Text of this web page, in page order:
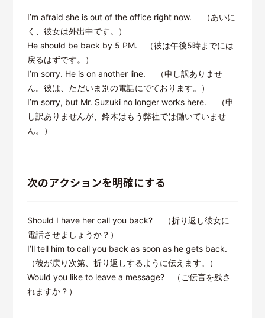
I’m afraid she is out of the office right now. （あいに
く、彼女は外出中です。）
He should be back by 5 PM. （彼は午後5時までには
戻るはずです。）
I’m sorry. He is on another line. （申し訳ありませ
ん。彼は、ただいま別の電話にでております。）
I’m sorry, but Mr. Suzuki no longer works here. （申
し訳ありませんが、鈴木はもう弊社では働いていませ
ん。）
次のアクションを明確にする
Should I have her call you back? （折り返し彼女に
電話させましょうか？）
I’ll tell him to call you back as soon as he gets back.
（彼が戻り次第、折り返しするように伝えます。）
Would you like to leave a message? （ご伝言を残さ
れますか？）